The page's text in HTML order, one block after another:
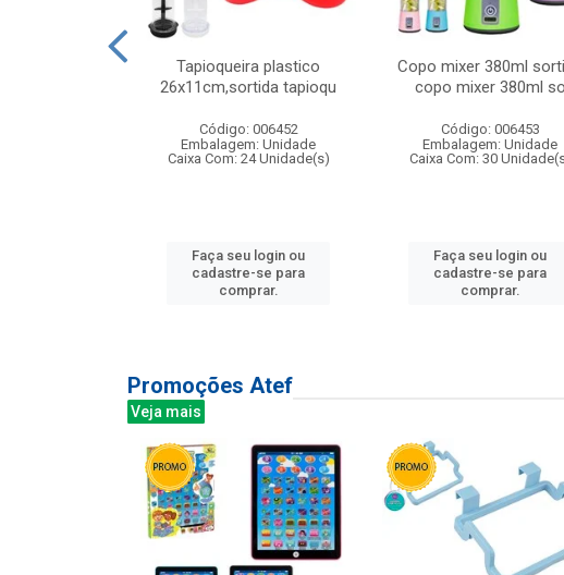
Tapioqueira plastico
26x11cm,sortida tapioqu
Código: 006452
Embalagem: Unidade
Caixa Com: 24 Unidade(s)
Faça seu login ou
cadastre-se para
comprar.
Copo mixer 380ml
copo mixer 380ml so
Código: 006453
Embalagem: Unidade
Caixa Com: 30
Faça seu login ou
cadastre-se para
comprar.
Promoções Atef
Veja mais